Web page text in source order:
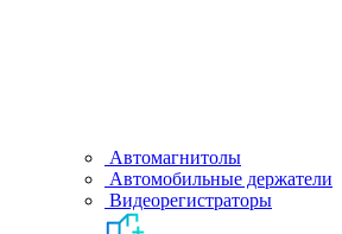
Автомагнитолы
Автомобильные держатели
Видеорегистраторы